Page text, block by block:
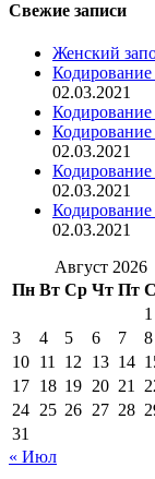
Свежие записи
Женский
02.03.2021
02.03.2021
Кодирование
02.03.2021
02.03.2021
Август 2026
Пн Вт Ср Чт Пт
1
3
4 5 6 7 8
10 11 12 13 14
17 18 19 20 21
24 25 26 27 28
31
« Июл